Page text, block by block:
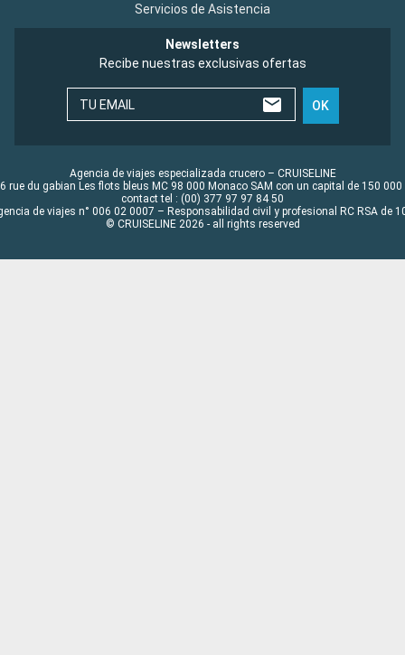
Servicios de Asistencia
Newsletters
Recibe nuestras exclusivas ofertas
TU EMAIL OK
Agencia de viajes especializada crucero – CRUISELINE
rue du gabian Les flots bleus MC 98 000 Monaco SAM con un capital de 150 000
contact tel : (00) 377 97 97 84 50
de viajes n° 006 02 0007 – Responsabilidad civil y profesional RC RSA de
© CRUISELINE 2026 - all rights reserved